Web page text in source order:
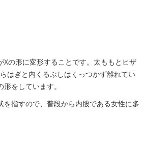
Xの形に変形することです。太ももとヒザ
はぎと内くるぶしはくっつかず離れてい
をしています。
を指すので、普段から内股である女性に多